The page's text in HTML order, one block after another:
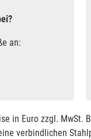
an:
in Euro zzgl.
verbindlichen